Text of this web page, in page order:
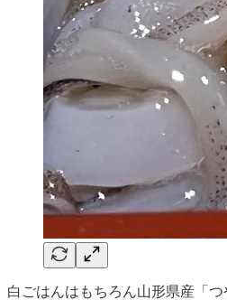
白ごはんはもちろん山形県産「